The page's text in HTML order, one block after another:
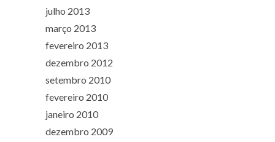
julho 2013
março 2013
fevereiro 2013
dezembro 2012
setembro 2010
fevereiro 2010
janeiro 2010
dezembro 2009